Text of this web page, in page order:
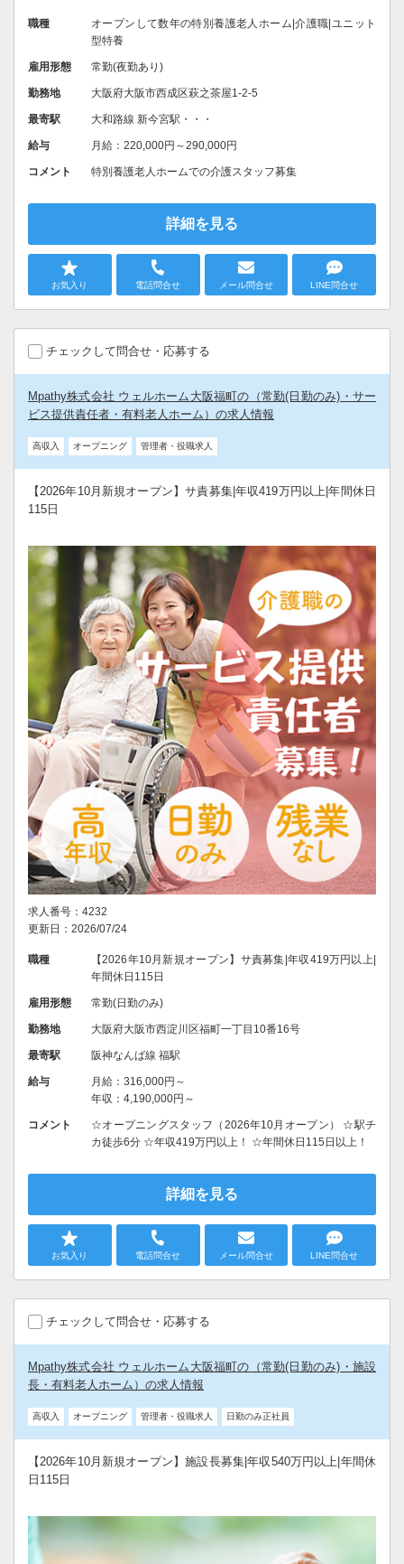
職種
オープンして数年の特別養護老人ホーム|介護職|ユニット
型特養
雇用形態 常勤(夜勤あり)
勤務地 大阪府大阪市西成区萩之茶屋1-2-5
最寄駅 大和路線 新今宮駅・・・
給与 月給：220,000円～290,000円
コメント 特別養護老人ホームでの介護スタッフ募集
詳細を見る
お気入り 電話問合せ メール問合せ LINE問合せ
チェックして問合せ・応募する
Mpathy株式会社 ウェルホーム大阪福町の（常勤(日勤のみ)・サー
ビス提供責任者・有料老人ホーム）の求人情報
高収入 オープニング 管理者・役職求人
【2026年10月新規オープン】サ責募集|年収419万円以上|年間休日
115日
求人番号：4232
更新日：2026/07/24
職種
【2026年10月新規オープン】サ責募集|年収419万円以上|
年間休日115日
雇用形態 常勤(日勤のみ)
勤務地 大阪府大阪市西淀川区福町一丁目10番16号
最寄駅 阪神なんば線 福駅
給与
月給：316,000円～
年収：4,190,000円～
コメント
☆オープニングスタッフ（2026年10月オープン） ☆駅チ
カ徒歩6分 ☆年収419万円以上！ ☆年間休日115日以上！
詳細を見る
お気入り 電話問合せ メール問合せ LINE問合せ
チェックして問合せ・応募する
Mpathy株式会社 ウェルホーム大阪福町の（常勤(日勤のみ)・施設
長・有料老人ホーム）の求人情報
高収入 オープニング 管理者・役職求人 日勤のみ正社員
【2026年10月新規オープン】施設長募集|年収540万円以上|年間休
日115日